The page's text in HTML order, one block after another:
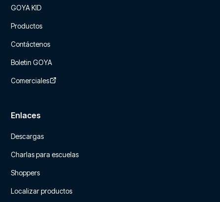
GOYA KID
Productos
Contáctenos
Boletin GOYA
Comerciales
Enlaces
Descargas
Charlas para escuelas
Shoppers
Localizar productos